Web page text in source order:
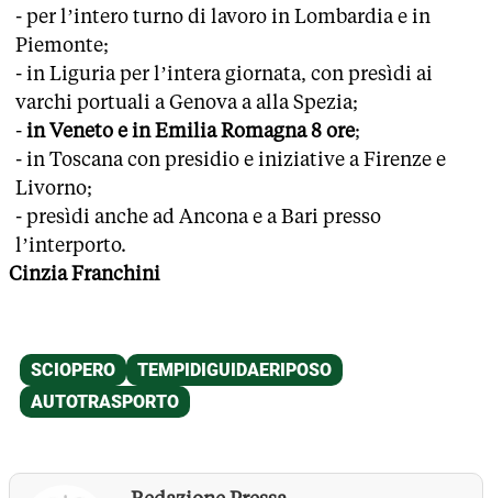
- per l’intero turno di lavoro in Lombardia e in
Piemonte;
- in Liguria per l’intera giornata, con presìdi ai
varchi portuali a Genova a alla Spezia;
-in Veneto e in Emilia Romagna 8 ore;
- in Toscana con presidio e iniziative a Firenze e
Livorno;
- presìdi anche ad Ancona e a Bari presso
l’interporto.
Cinzia Franchini